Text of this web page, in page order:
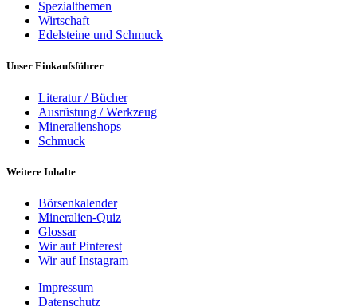
Spezialthemen
Wirtschaft
Edelsteine und Schmuck
Unser Einkaufsführer
Literatur / Bücher
Ausrüstung / Werkzeug
Mineralienshops
Schmuck
Weitere Inhalte
Börsenkalender
Mineralien-Quiz
Glossar
Wir auf Pinterest
Wir auf Instagram
Impressum
Datenschutz